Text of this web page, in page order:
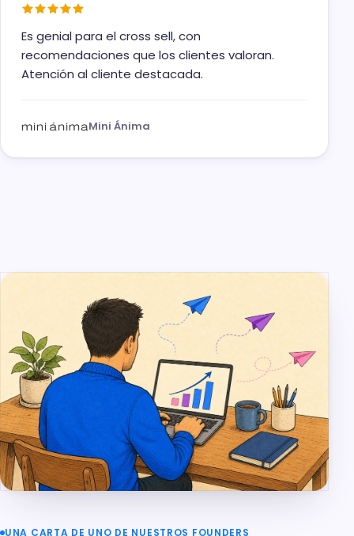
Es genial para el cross sell, con
recomendaciones que los clientes valoran.
Atención al cliente destacada.
Mini Ánima
UNA CARTA DE UNO DE NUESTROS FOUNDERS